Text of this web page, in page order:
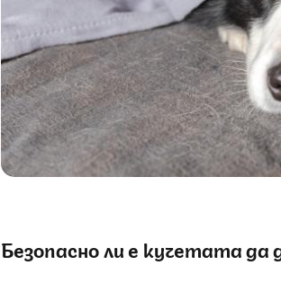
Безопасно ли е кучетата